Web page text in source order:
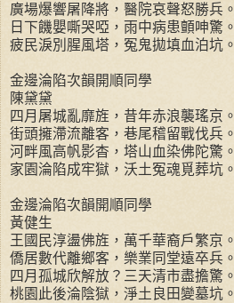
廣場爆響屠降將，醫院哀聲怒勝兵。
日下饑嬰嘶哭啞，雨中病患顫呻驚。
疲民淚別腥風塔，冤鬼拋填血泊坑。
金邊淪陷次韻開順同學
陳黛黛
四月屠城亂靡旌，昔年赤浪襲瑤京。
街頭擁滯流離客，巷尾稽留戰伐兵。
河畔風高帆影杳，塔山血染佛陀驚。
家園淪陷成牢獄，沃土冤魂覓葬坑。
金邊淪陷次韻開順同學
黃健生
王國民淳盪佛旌，萬千華裔戶繁京。
僑居數代離鄉客，樂業同堂遠卒兵。
四月孤城欣解放？三天清市盡擔驚。
桃園此後淪陰獄，淨土良田變墓坑。